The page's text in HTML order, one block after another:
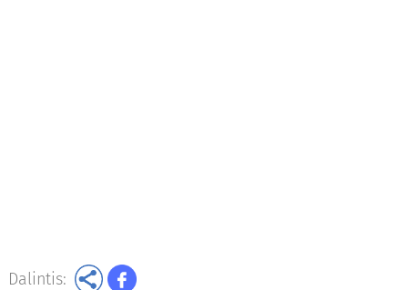
Dalintis: